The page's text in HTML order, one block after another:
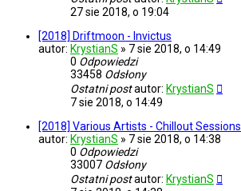
27 sie 2018, o 19:04
[2018] Driftmoon - Invictus
autor: KrystianS » 7 sie 2018, o 14:49
0 Odpowiedzi
33458 Odsłony
Ostatni postautor: KrystianS
7 sie 2018, o 14:49
[2018] Various Artists - Chillout Sessions
autor: KrystianS » 7 sie 2018, o 14:38
0 Odpowiedzi
33007 Odsłony
Ostatni postautor: KrystianS